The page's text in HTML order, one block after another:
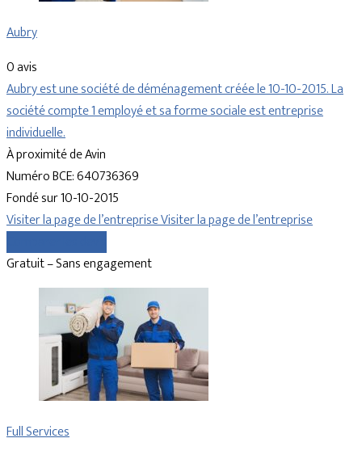
Aubry
0 avis
Aubry est une société de déménagement créée le 10-10-2015. La
société compte 1 employé et sa forme sociale est entreprise
individuelle.
À proximité de Avin
Numéro BCE: 640736369
Fondé sur 10-10-2015
Visiter la page de l’entrepriseVisiter la page de l’entreprise
Gratuit – Sans engagement
Full Services